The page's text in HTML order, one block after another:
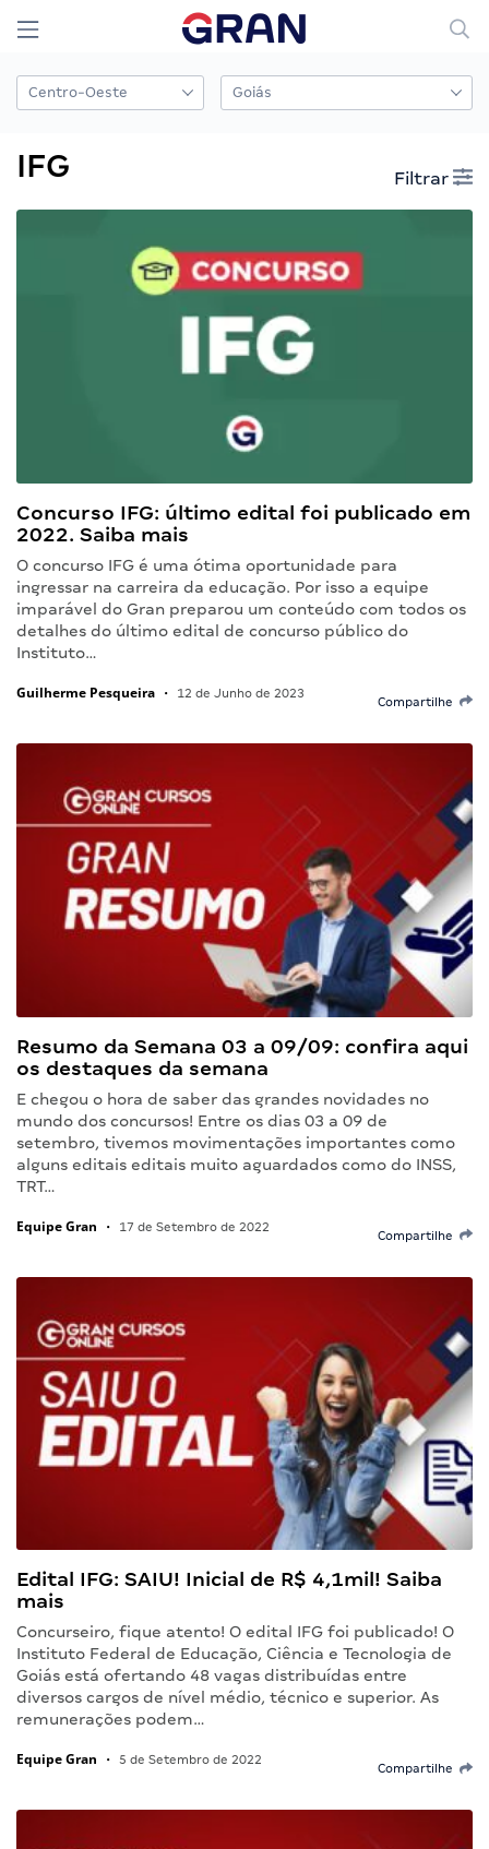
IFG Filtrar
Concurso IFG: último edital foi publicado em
2022. Saiba mais
O concurso IFG é uma ótima oportunidade para
ingressar na carreira da educação. Por isso a equipe
imparável do Gran preparou um conteúdo com todos os
detalhes do último edital de concurso público do
Instituto…
Guilherme Pesqueira • 12 de Junho de 2023
Compartilhe
Resumo da Semana 03 a 09/09: confira aqui
os destaques da semana
E chegou o hora de saber das grandes novidades no
mundo dos concursos! Entre os dias 03 a 09 de
setembro, tivemos movimentações importantes como
alguns editais editais muito aguardados como do INSS,
TRT…
Equipe Gran • 17 de Setembro de 2022
Compartilhe
Edital IFG: SAIU! Inicial de R$ 4,1mil! Saiba
mais
Concurseiro, fique atento! O edital IFG foi publicado! O
Instituto Federal de Educação, Ciência e Tecnologia de
Goiás está ofertando 48 vagas distribuídas entre
diversos cargos de nível médio, técnico e superior. As
remunerações podem…
Equipe Gran • 5 de Setembro de 2022
Compartilhe